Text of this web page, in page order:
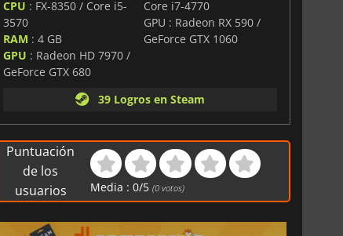
CPU : FX-8350 / Core i5-
3570
RAM : 4 GB
GPU : Radeon HD 7970 /
GeForce GTX 680
Core i7-4770
GPU : Radeon RX 590 /
GeForce GTX 1060
39 Logros en Steam
Puntuación
de los
usuarios
Media :0/5 (0 votos)